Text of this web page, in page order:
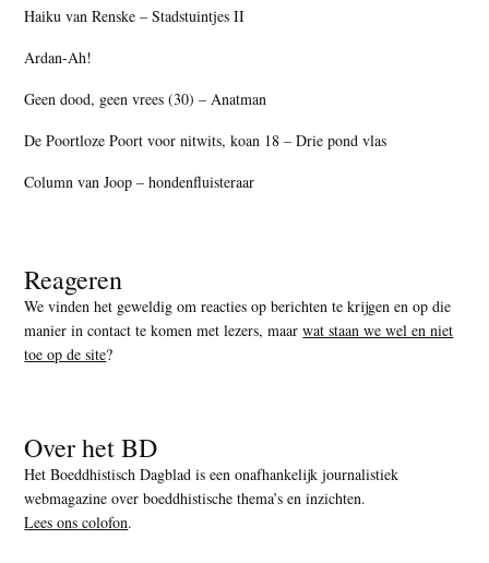
Haiku van Renske – Stadstuintjes II
Ardan-Ah!
Geen dood, geen vrees (30) – Anatman
De Poortloze Poort voor nitwits, koan 18 – Drie pond vlas
Column van Joop – hondenfluisteraar
Reageren
We vinden het geweldig om reacties op berichten te krijgen en op die
manier in contact te komen met lezers, maarwat staan we wel en niet
toe op de site?
Over het BD
Het Boeddhistisch Dagblad is een onafhankelijk journalistiek
webmagazine over boeddhistische thema’s en inzichten.
Lees ons colofon.